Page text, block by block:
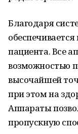
Благодаря
пациента. Все
возможностью
высочайшей
при этом на
Аппараты
пропускную